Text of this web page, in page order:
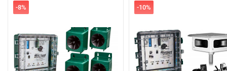
-8% -10%